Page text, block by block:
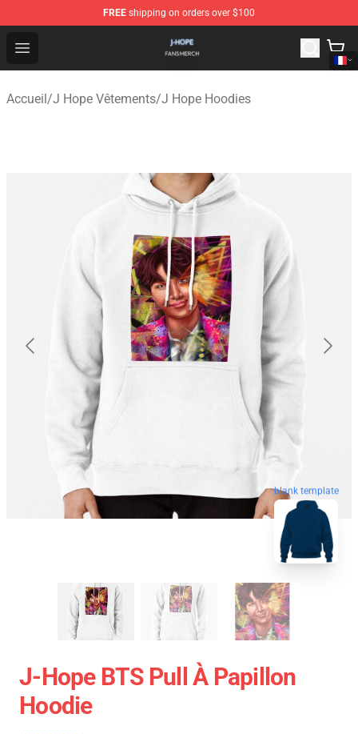
FREE shipping on orders over $100
Open menu
J Hope Shop - Official J Hope Merchandise Store
Accueil/J Hope Vêtements/J Hope Hoodies
blank template
J-Hope BTS Pull À Papillon
Hoodie